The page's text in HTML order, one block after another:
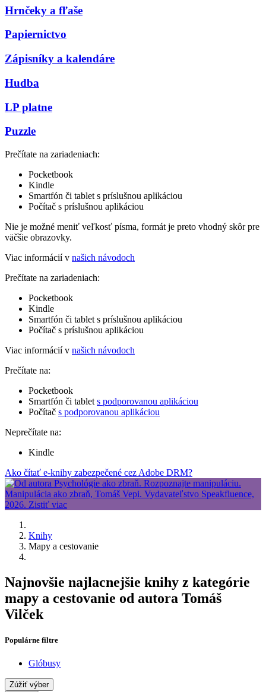
Hrnčeky a fľaše
Papiernictvo
Zápisníky a kalendáre
Hudba
LP platne
Puzzle
Prečítate na zariadeniach:
Pocketbook
Kindle
Smartfón či tablet s príslušnou aplikáciou
Počítač s príslušnou aplikáciou
Nie je možné meniť veľkosť písma, formát je preto vhodný skôr pre
väčšie obrazovky.
Viac informácií v našich návodoch
Prečítate na zariadeniach:
Pocketbook
Kindle
Smartfón či tablet s príslušnou aplikáciou
Počítač s príslušnou aplikáciou
Viac informácií v našich návodoch
Prečítate na:
Pocketbook
Smartfón či tablet s podporovanou aplikáciou
Počítač s podporovanou aplikáciou
Neprečítate na:
Kindle
Ako čítať e-knihy zabezpečené cez Adobe DRM?
Knihy
Mapy a cestovanie
Najnovšie najlacnejšie knihy z kategórie
mapy a cestovanie od autora Tomáš
Vilček
Populárne filtre
Glóbusy
Zúžiť výber